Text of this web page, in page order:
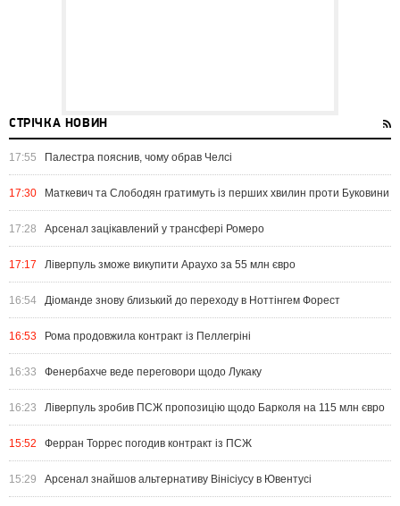
СТРІЧКА НОВИН
17:55 Палестра пояснив, чому обрав Челсі
17:30 Маткевич та Слободян гратимуть із перших хвилин проти Буковини
17:28 Арсенал зацікавлений у трансфері Ромеро
17:17 Ліверпуль зможе викупити Араухо за 55 млн євро
16:54 Діоманде знову близький до переходу в Ноттінгем Форест
16:53 Рома продовжила контракт із Пеллегріні
16:33 Фенербахче веде переговори щодо Лукаку
16:23 Ліверпуль зробив ПСЖ пропозицію щодо Барколя на 115 млн євро
15:52 Ферран Торрес погодив контракт із ПСЖ
15:29 Арсенал знайшов альтернативу Вінісіусу в Ювентусі